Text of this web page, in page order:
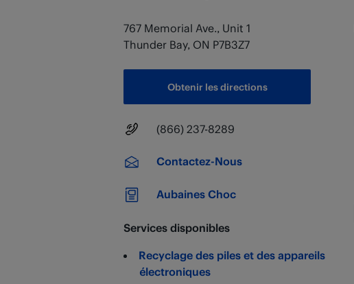
767 Memorial Ave., Unit 1
Thunder Bay, ON P7B3Z7
Obtenir les directions
Numéro principal
(866) 237-8289
Contactez-Nous
Aubaines Choc
Services disponibles
Recyclage des piles et des appareils
électroniques